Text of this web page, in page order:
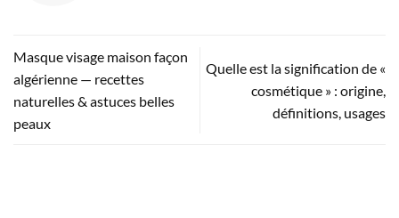
Masque visage maison façon
algérienne — recettes
naturelles & astuces belles
peaux
Quelle est la signification de «
cosmétique » : origine,
définitions, usages